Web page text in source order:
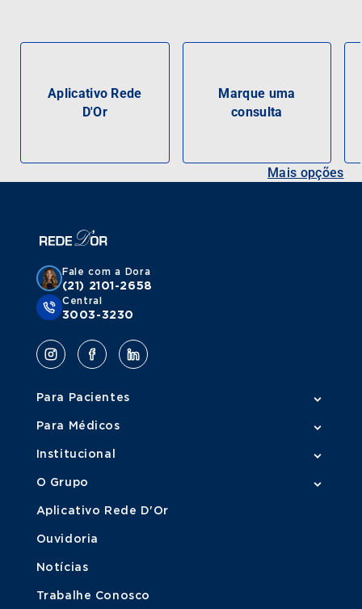
Aplicativo Rede
D'Or
Marque uma
consulta
Mais opções
Fale com a Dora
(21) 2101-2658
Central
3003-3230
Para Pacientes
Para Médicos
Institucional
O Grupo
Aplicativo Rede D'Or
Ouvidoria
Notícias
Trabalhe Conosco